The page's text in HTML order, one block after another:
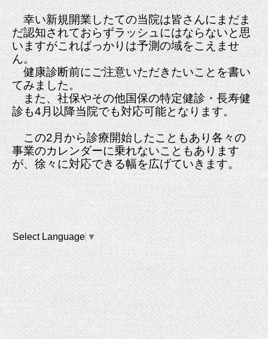
幸い新規開業したての当院は皆さんにまだま
だ認知されておらずラッシュにはならないと思
いますがこればっかりは予測の域をこえませ
ん。
健康診断前にご注意いただきたいことを書い
てみました。
また、社保やその他国保の特定健診・長寿健
診も4月以降当院でも対応可能となります。
この2月から診療開始したこともあり各々の
事業のカレンダーに乗れないこともあります
が、徐々に対応できる幅を広げていきます。
Select Language ▼